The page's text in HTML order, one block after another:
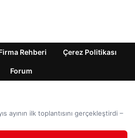
Rehberi Çerez Politikası
Forum
ayının ilk toplantısını gerçekleştirdi –